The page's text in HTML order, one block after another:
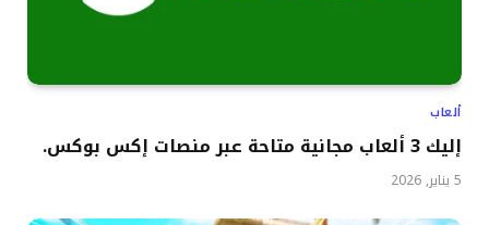
ألعاب
إليك 3 ألعاب مجانية متاحة عبر منصات إكس بوكس.
5 يناير, 2026